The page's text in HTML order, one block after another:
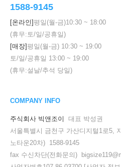
1588-9145
[온라인]평일(월-금)10:30 ~ 18:00
(휴무:토/일/공휴일)
[매장]평일(월-금) 10:30 ~ 19:00
토/일/공휴일 13:00 ~ 19:00
(휴무:설날/추석 당일)
COMPANY INFO
주식회사 빅앤조이
대표 박성권
서울특별시 금천구 가산디지털1로5,
노타운20차) 1588-9145
fax 수신차단(전화문의)